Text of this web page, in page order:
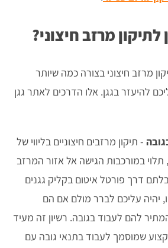
מרזב חיצוני?
מרזב חיצוני בצורה כמה שיותר
להיעזר בגגן. אלו הדרכים לאתר גגן
- תיקון מרזבים חיצוניים בליווי של
תלוי במורכבות הגישה אל אזור המרזב
דרך פורטל איטום בקליק גגנים
יהיה עליכם לברר מולם אם הם
להם לעבוד בגובה. רשיון זה מעיד
שמוסמך לעבוד בתנאי גובה עם